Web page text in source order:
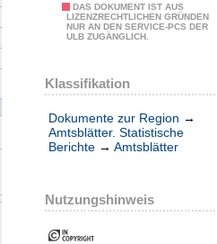
DAS DOKUMENT IST AUS
LIZENZRECHTLICHEN GRÜNDEN
NUR AN DEN SERVICE-PCS DER
ULB ZUGÄNGLICH.
Klassifikation
Dokumente zur Region →
Amtsblätter. Statistische
Berichte → Amtsblätter
Nutzungshinweis